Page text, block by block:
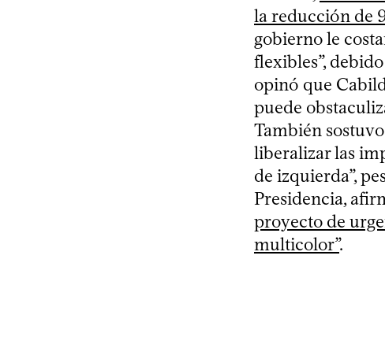
la reducción de
gobierno le
flexibles”,
opinó que
puede
También
liberalizar las
de izquierda”,
Presidencia,
proyecto de
multicolor”.